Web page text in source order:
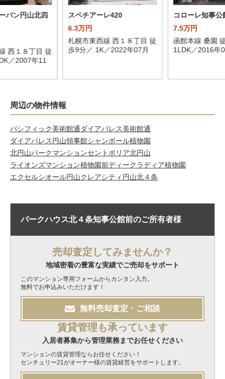
バン円山北四
西１８丁目 徒
／2007年11
スペチアーレ420
6.3万円
札幌市東西線 西１８丁目 徒
歩9分／ 1K／2022年07月
コローレ知事公
7.5万円
函館本線 桑園
1LDK／2016年
周辺の物件情報
パシフィック美術館通 ダイアパレス美術館通
ダイアパレス円山領事館シャンボール植物園
北円山パークマンションセントポリア北円山
ライオンズマンション植物園前ディークラディア植物園
エクセルシオール円山クレアシティ円山北４条
パークハウス北４条知事公館前のご所有者様
売却査定してみませんか？
地域密着の豊富な実績でご売却をサポート
このマンション専用フォームからカンタン入力。
無料でお申込みいただけます！
無料売却査定・ご相談
賃貸管理も承っています
入居者募集から管理業務までお任せください
マンションの賃貸管理ならお任せください！
センチュリー21がオーナー様の賃貸経営をサポートします。